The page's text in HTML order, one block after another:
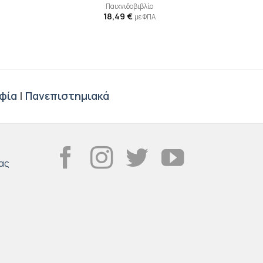
Παιχνιδοβιβλίο
18,49 € με ΦΠΑ
| Πανεπιστημιακά